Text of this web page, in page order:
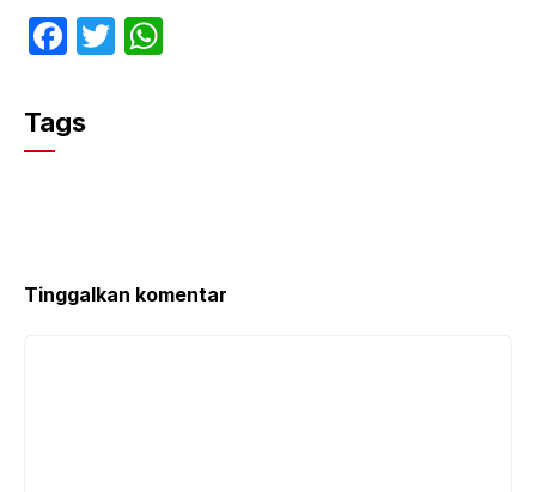
F
c
e
k
T
Tags
Tinggalkan komentar